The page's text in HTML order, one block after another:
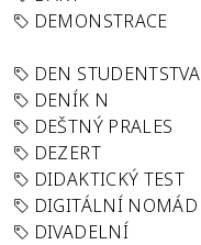
DEMONSTRACE
DEN STUDENTSTVA
DENÍK N
DEŠTNÝ PRALES
DEZERT
DIDAKTICKÝ TEST
DIGITÁLNÍ NOMÁD
DIVADELNÍ